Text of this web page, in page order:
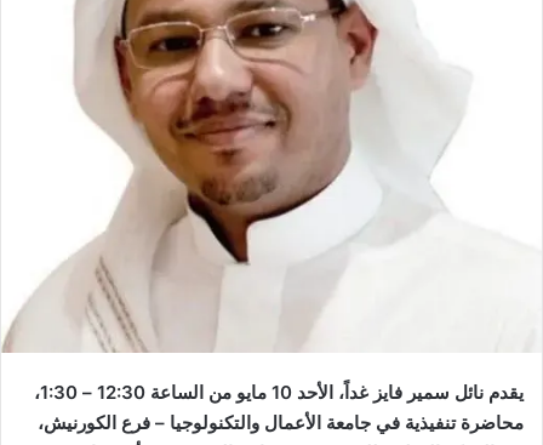
يقدم نائل سمير فايز غداً، الأحد 10 مايو من الساعة 12:30 – 1:30،
محاضرة تنفيذية في جامعة الأعمال والتكنولوجيا – فرع الكورنيش،